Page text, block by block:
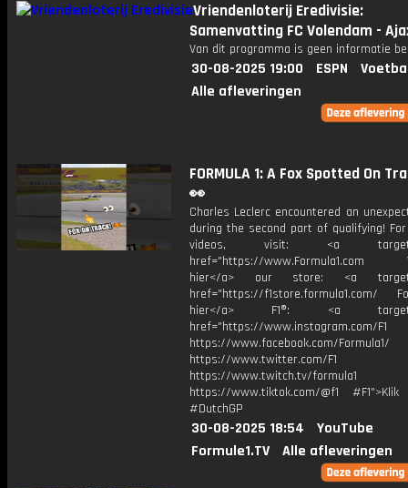
Vriendenloterij Eredivisie:
Samenvatting FC Volendam -
Van dit programma is geen informatie
30-08-2025 19:00 ESPN
Alle afleveringen
FORMULA 1: A Fox Spotted On
👀
Charles Leclerc encountered an
during the second part of qualifying! For
videos, visit: <a
href="https://www.Formula1.com
hier</a> our store: <a
href="https://f1store.formula1.com/
hier</a> F1®: <a
href="https://www.instagram.com/F1
https://www.facebook.com/Formula1/
https://www.twitter.com/F1
https://www.twitch.tv/formula1
https://www.tiktok.com/@f1
#DutchGP
30-08-2025 18:54
YouTube
Formule1.TV
Alle afleveringen